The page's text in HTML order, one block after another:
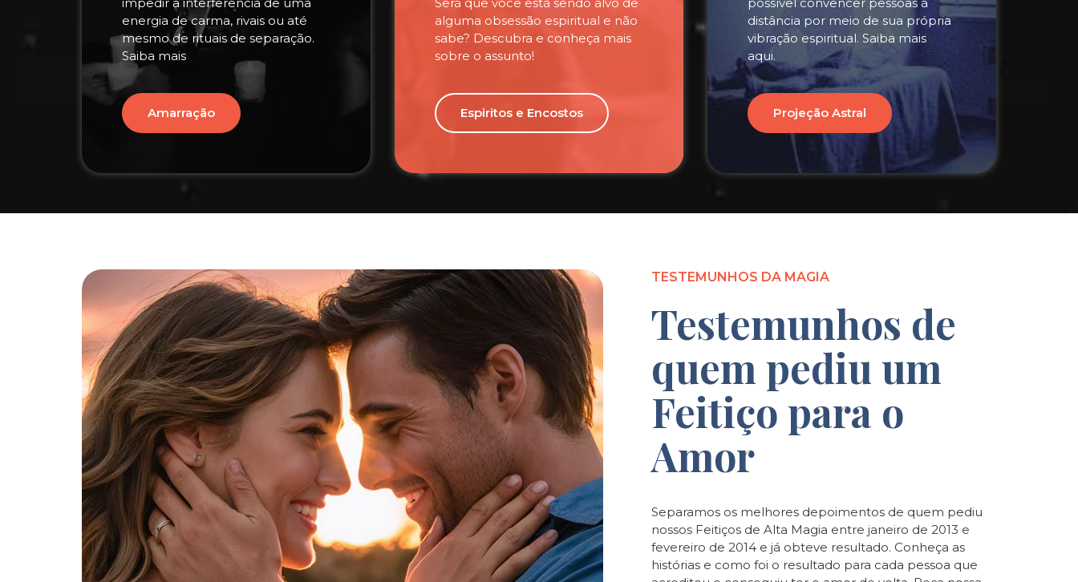
energia de carma, rivais ou até
mesmo de rituais de separação.
Saiba mais
Amarração
alguma obsessão espiritual e não
sabe? Descubra e conheça mais
sobre o assunto!
Espiritos e Encostos
distância por meio de sua própria
vibração espiritual. Saiba mais
aqui.
Projeção Astral
TESTEMUNHOS DA MAGIA
Testemunhos de
quem pediu um
Feitiço para o
Amor
Separamos os melhores depoimentos de quem pediu
nossos Feitiços de Alta Magia entre janeiro de 2013 e
fevereiro de 2014 e já obteve resultado. Conheça as
histórias e como foi o resultado para cada pessoa que